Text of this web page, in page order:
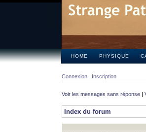
HOME PHYSIQUE
Connexion Inscription
Voir les messages sans réponse |
Index du forum